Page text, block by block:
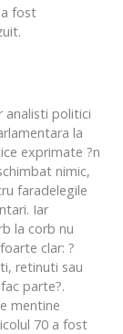
fost
analisti politici
la
exprimate ?n
nimic,
faradelegile
Iar
la corb nu
clar: ?
retinuti sau
parte?.
mentine
70 a fost